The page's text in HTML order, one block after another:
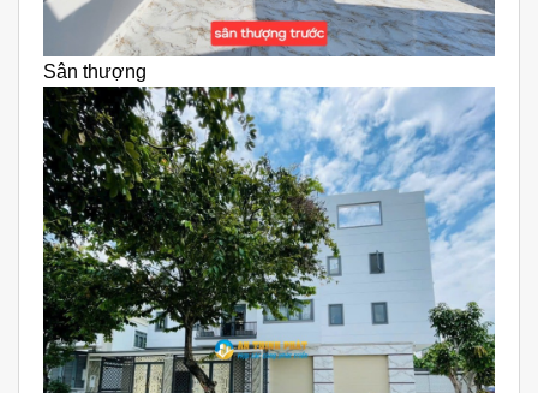
Sân thượng